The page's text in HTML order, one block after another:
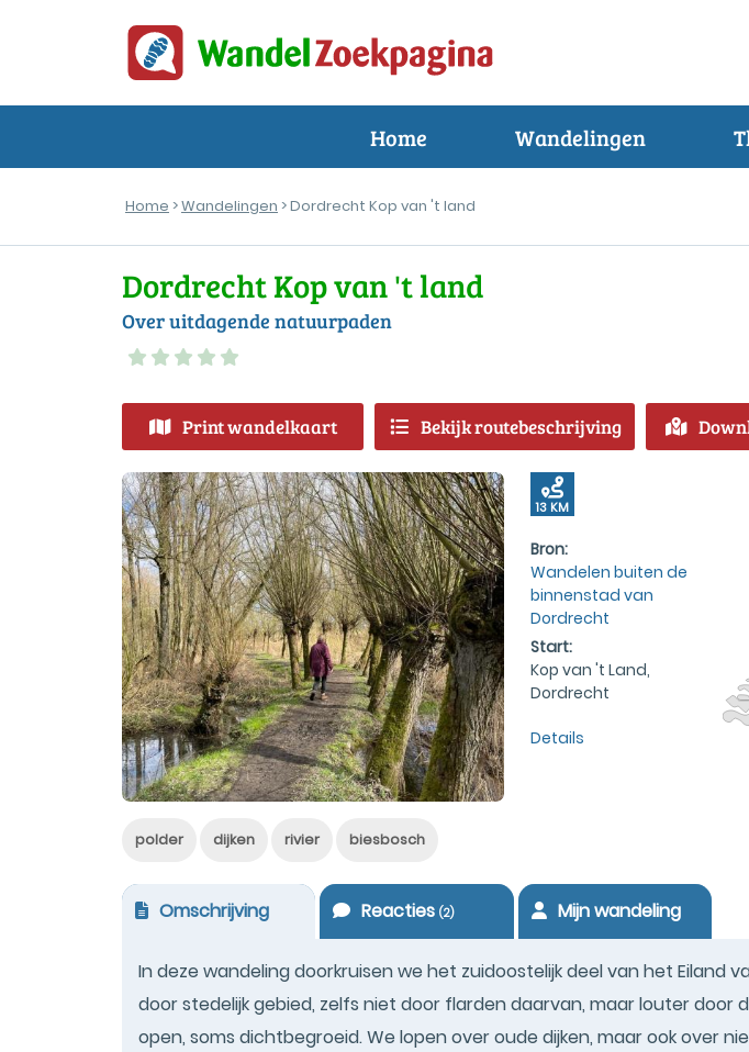
Home Wandelingen
Home >Wandelingen > Dordrecht Kop van 't land
Dordrecht Kop van 't land
Over uitdagende natuurpaden
Print wandelkaart Bekijk routebeschrijving
13 KM
Bron:
Wandelen buiten de
binnenstad van
Dordrecht
Start:
Kop van 't Land,
Dordrecht
Details
polder dijken rivier biesbosch
Omschrijving Reacties(2) Mijn wandeling
In deze wandeling doorkruisen we het zuidoostelijk deel van het Eiland
door stedelijk gebied, zelfs niet door flarden daarvan, maar louter door
open, soms dichtbegroeid. We lopen over oude dijken, maar ook over